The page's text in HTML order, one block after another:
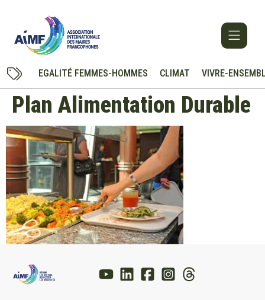
EGALITÉ FEMMES-HOMMES CLIMAT VIVRE-
Plan Alimentation Durable